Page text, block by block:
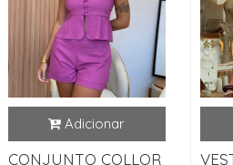
CONJUNTO COLLOR